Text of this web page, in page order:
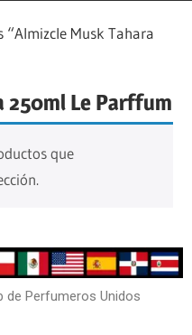
Musk Tahara
250ml Le Parffum
que
de Perfumeros Unidos